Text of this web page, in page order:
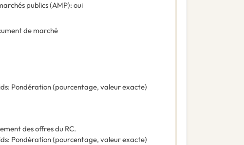
publics (AMP): oui
de marché
: Pondération (pourcentage, valeur exacte)
des offres du RC.
: Pondération (pourcentage, valeur exacte)